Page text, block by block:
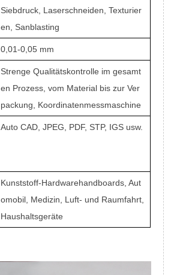
Siebdruck, Laserschneiden, Texturier
en, Sanblasting
0,01-0,05 mm
Strenge Qualitätskontrolle im gesamt
en Prozess, vom Material bis zur Ver
packung, Koordinatenmessmaschine
Auto CAD, JPEG, PDF, STP, IGS usw.
Kunststoff-Hardwarehandboards, Aut
omobil, Medizin, Luft- und Raumfahrt,
Haushaltsgeräte